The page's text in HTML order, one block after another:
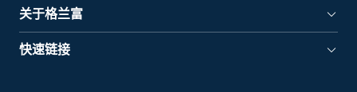
关于格兰富
快速链接